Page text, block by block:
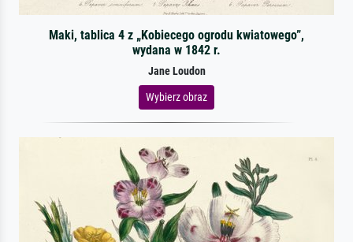
Maki, tablica 4 z „Kobiecego ogrodu kwiatowego”,
wydana w 1842 r.
Jane Loudon
Wybierz obraz